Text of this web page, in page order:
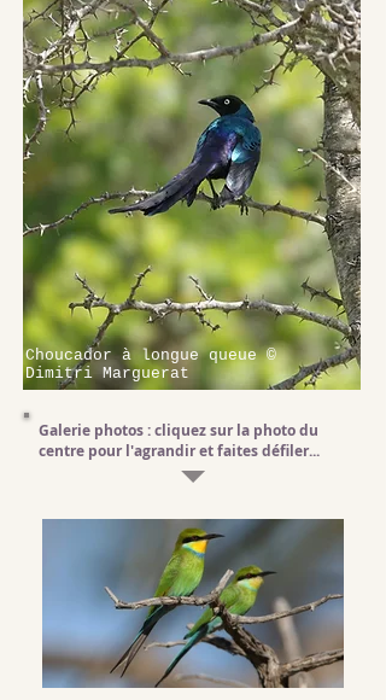
Choucador à longue queue ©
Dimitri Marguerat
Galerie photos : cliquez sur la photo du
centre pour l'agrandir et faites défiler...